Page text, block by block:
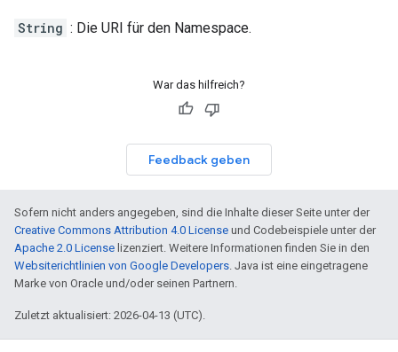
String : Die URI für den Namespace.
War das hilfreich?
Feedback geben
Sofern nicht anders angegeben, sind die Inhalte dieser Seite unter der
Creative Commons Attribution 4.0 License und Codebeispiele unter der
Apache 2.0 License lizenziert. Weitere Informationen finden Sie in den
Websiterichtlinien von Google Developers. Java ist eine eingetragene
Marke von Oracle und/oder seinen Partnern.
Zuletzt aktualisiert: 2026-04-13 (UTC).